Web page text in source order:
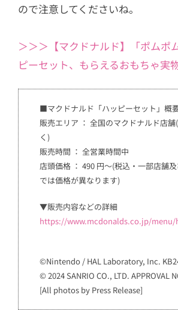
ので注意してくださいね。
＞＞＞【マクドナルド】「ポムポ
ピーセット、もらえるおもちゃ実
■マクドナルド「ハッピーセット」概
販売エリア ： 全国のマクドナルド店
く)
販売時間 ： 全営業時間中
店頭価格 ： 490 円～(税込・一部店舗
では価格が異なります)
▼販売内容などの詳細
https://www.mcdonalds.co.jp/menu/
©Nintendo / HAL Laboratory, Inc.
© 2024 SANRIO CO., LTD. APPROVAL
[All photos by Press Release]